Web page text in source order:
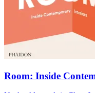
Room: Inside